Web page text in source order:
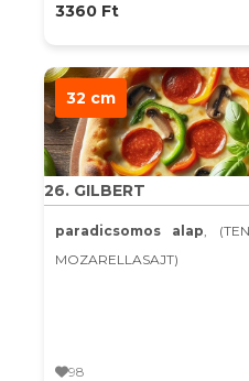
3360 Ft
32 cm
26. GILBERT
paradicsomos alap,
MOZARELLASAJT)
98